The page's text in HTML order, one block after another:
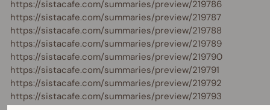
https://sistacafe.com/summaries/preview/219786
https://sistacafe.com/summaries/preview/219787
https://sistacafe.com/summaries/preview/219788
https://sistacafe.com/summaries/preview/219789
https://sistacafe.com/summaries/preview/219790
https://sistacafe.com/summaries/preview/219791
https://sistacafe.com/summaries/preview/219792
https://sistacafe.com/summaries/preview/219793